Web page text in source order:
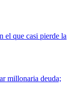
el que casi pierde la
millonaria deuda;